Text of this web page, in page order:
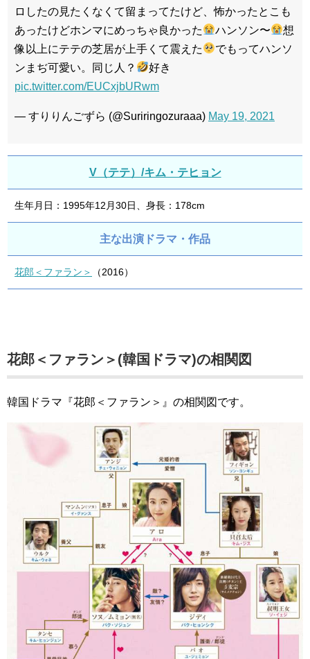
ロしたの見たくなくて留まってたけど、怖かったとこも
あったけどホンマにめっちゃ良かった
ハンソン〜
想
像以上にテテの芝居が上手くて震えた
でもってハンソ
ンまぢ可愛い。同じ人？
好き
pic.twitter.com/EUCxjbURwm
— すりりんごずら (@Suriringozuraaa) May 19, 2021
V（テテ）/キム・テヒョン
生年月日：1995年12月30日、身長：178cm
主な出演ドラマ・作品
花郎＜ファラン＞ （2016）
花郎＜ファラン＞(韓国ドラマ)の相関図
韓国ドラマ『花郎＜ファラン＞』の相関図です。